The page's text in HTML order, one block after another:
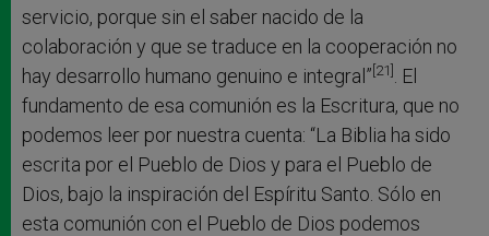
servicio, porque sin el saber nacido de la
colaboración y que se traduce en la cooperación no
hay desarrollo humano genuino e integral”[21]
. El
fundamento de esa comunión es la Escritura, que no
podemos leer por nuestra cuenta: “La Biblia ha sido
escrita por el Pueblo de Dios y para el Pueblo de
Dios, bajo la inspiración del Espíritu Santo. Sólo en
esta comunión con el Pueblo de Dios podemos